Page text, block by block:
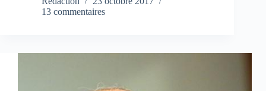
13 commentaires